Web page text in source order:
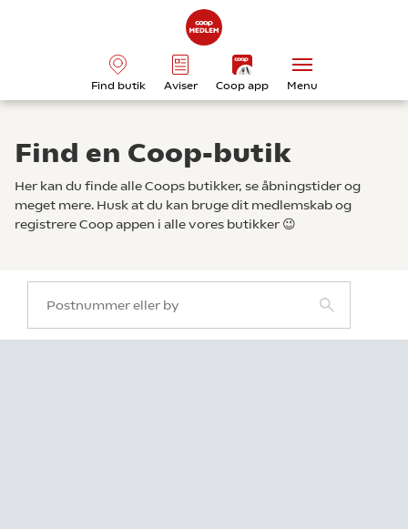
Find butik Aviser Coop app Menu
Find en Coop-butik
Her kan du finde alle Coops butikker, se åbningstider og
meget mere. Husk at du kan bruge dit medlemskab og
registrere Coop appen i alle vores butikker 😉